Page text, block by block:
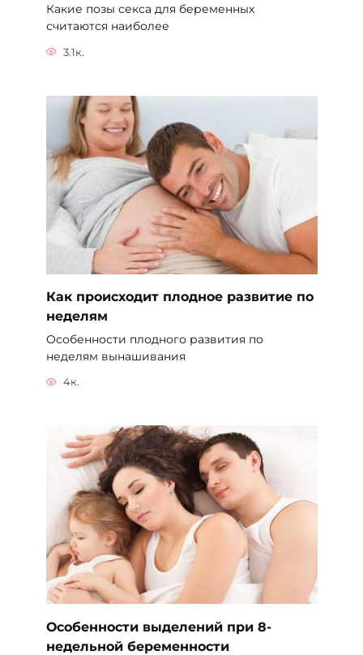
Какие позы секса для беременных
считаются наиболее
3.1к.
Как происходит плодное развитие по
неделям
Особенности плодного развития по
неделям вынашивания
4к.
Особенности выделений при 8-
недельной беременности